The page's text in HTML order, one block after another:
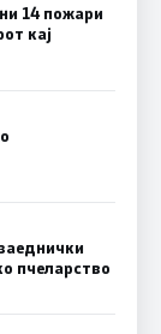
14 пожари
кај
пчеларство